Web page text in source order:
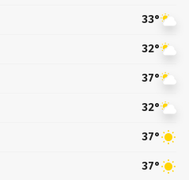
33°
32°
37°
32°
37°
37°